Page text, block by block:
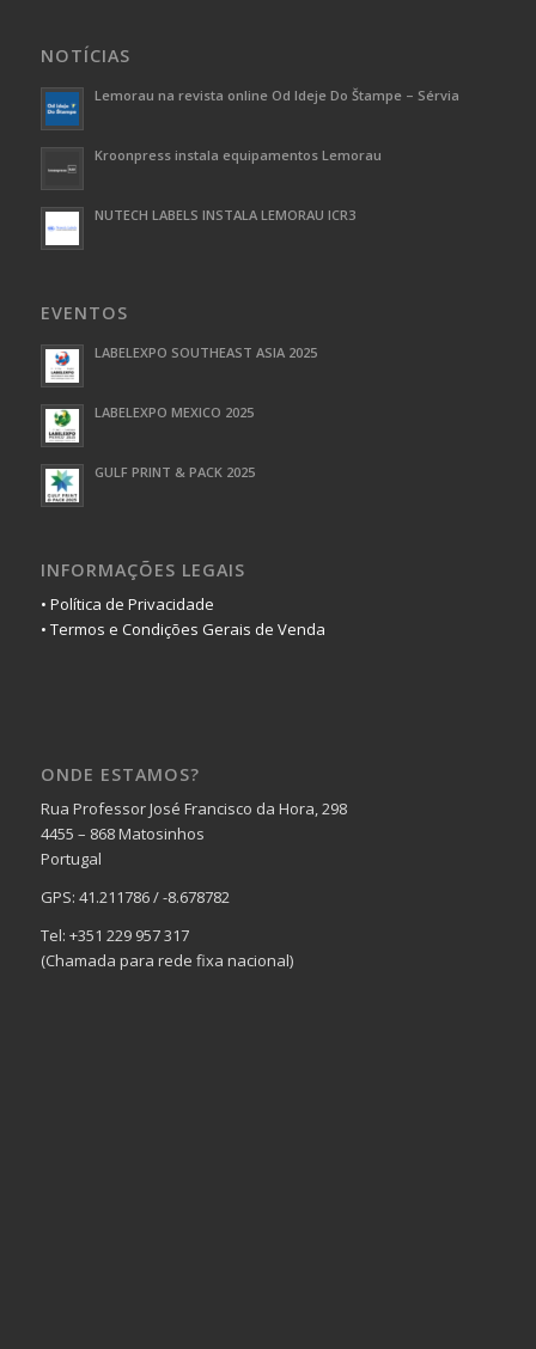
NOTÍCIAS
Lemorau na revista online Od Ideje Do Štampe – Sérvia
Kroonpress instala equipamentos Lemorau
NUTECH LABELS INSTALA LEMORAU ICR3
EVENTOS
LABELEXPO SOUTHEAST ASIA 2025
LABELEXPO MEXICO 2025
GULF PRINT & PACK 2025
INFORMAÇÕES LEGAIS
• Política de Privacidade
• Termos e Condições Gerais de Venda
ONDE ESTAMOS?
Rua Professor José Francisco da Hora, 298
4455 – 868 Matosinhos
Portugal
GPS: 41.211786 / -8.678782
Tel: +351 229 957 317
(Chamada para rede fixa nacional)